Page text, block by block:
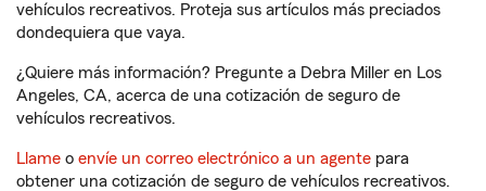
vehículos recreativos. Proteja sus artículos más preciados
dondequiera que vaya.
¿Quiere más información? Pregunte a Debra Miller en Los
Angeles, CA, acerca de una cotización de seguro de
vehículos recreativos.
Llame o envíe un correo electrónico a un agente para
obtener una cotización de seguro de vehículos recreativos.